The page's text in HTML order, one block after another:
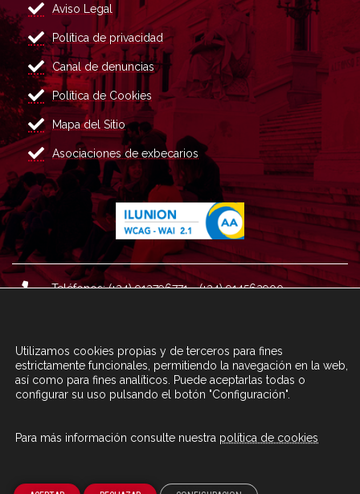
Aviso Legal
Política de privacidad
Canal de denuncias
Política de Cookies
Mapa del Sitio
Asociaciones de exbecarios
Teléfonos: (+34) 913796771 - (+34) 914562900
Correo : informacion@fundacioncarolina.es
CONTACTA CON FCA TRAVÉS DEL
Utilizamos cookies propias y de terceros para fines
estrictamente funcionales, permitiendo la navegación en la web,
así como para fines analíticos. Puede aceptarlas todas o
configurar su uso pulsando el botón "Configuración".
Para más información consulte nuestra política de cookies